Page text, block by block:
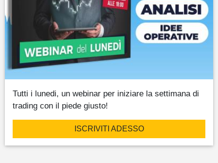
Tutti i lunedi, un webinar per iniziare la settimana di
trading con il piede giusto!
ISCRIVITI ADESSO